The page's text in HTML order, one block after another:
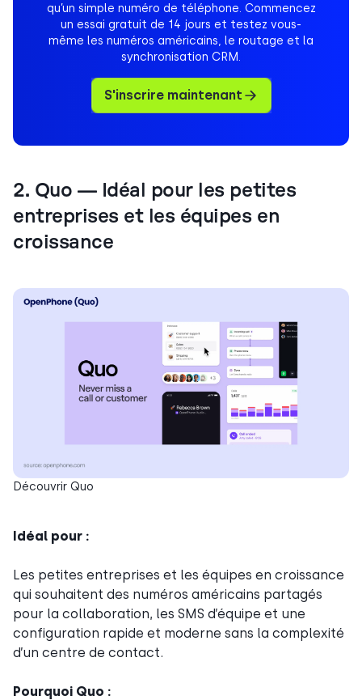
qu’un simple numéro de téléphone. Commencez
un essai gratuit de 14 jours et testez vous-
même les numéros américains, le routage et la
synchronisation CRM.
S'inscrire maintenant
2. Quo — Idéal pour les petites
entreprises et les équipes en
croissance
Découvrir Quo
Idéal pour :
Les petites entreprises et les équipes en croissance
qui souhaitent des numéros américains partagés
pour la collaboration, les SMS d’équipe et une
configuration rapide et moderne sans la complexité
d’un centre de contact.
Pourquoi Quo :